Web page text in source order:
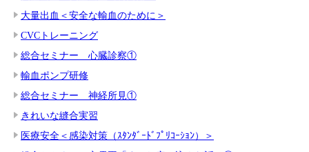
大量出血＜安全な輸血のために＞
CVCトレーニング
総合セミナー 心臓診察①
輸血ポンプ研修
総合セミナー 神経所見①
きれいな縫合実習
医療安全＜感染対策（ｽﾀﾝﾀﾞｰﾄﾞﾌﾟﾘｺｰｼｮﾝ）＞